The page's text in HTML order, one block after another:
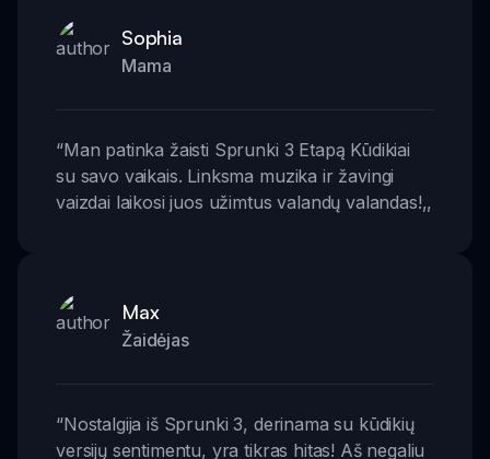
Sophia
Mama
“Man patinka žaisti Sprunki 3 Etapą Kūdikiai
su savo vaikais. Linksma muzika ir žavingi
vaizdai laikosi juos užimtus valandų valandas!,,
Max
Žaidėjas
“Nostalgija iš Sprunki 3, derinama su kūdikių
versijų sentimentu, yra tikras hitas! Aš negaliu